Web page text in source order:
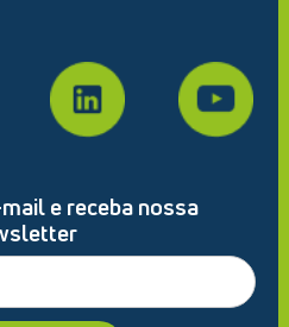
e receba nossa